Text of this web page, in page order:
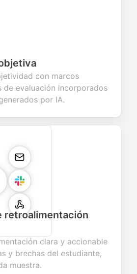
con marcos
de evaluación incorporados
por IA.
retroalimentación
clara y accionable
y brechas del estudiante,
muestra.